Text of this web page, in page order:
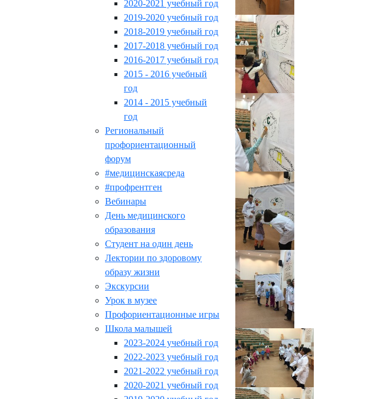
2020-2021 учебный год
2019-2020 учебный год
2018-2019 учебный год
2017-2018 учебный год
2016-2017 учебный год
2015 - 2016 учебный
год
2014 - 2015 учебный
год
Региональный
профориентационный
форум
#медицинскаясреда
#профрентген
Вебинары
День медицинского
образования
Студент на один день
Лектории по здоровому
образу жизни
Экскурсии
Урок в музее
Профориентационные игры
Школа малышей
2023-2024 учебный год
2022-2023 учебный год
2021-2022 учебный год
2020-2021 учебный год